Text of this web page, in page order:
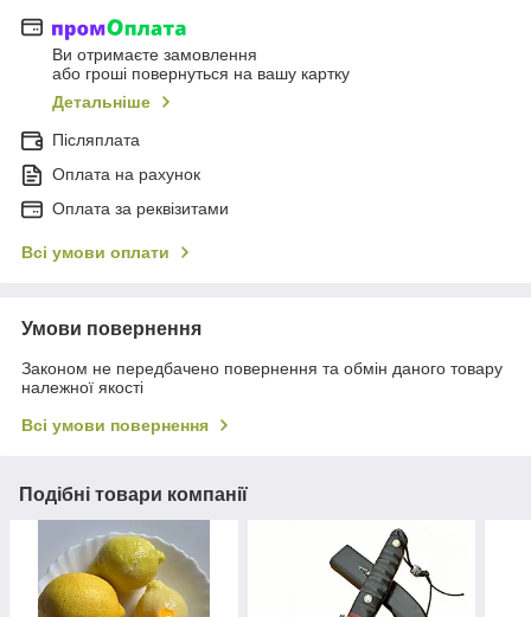
Ви отримаєте замовлення
або гроші повернуться на вашу картку
Детальніше
Післяплата
Оплата на рахунок
Оплата за реквізитами
Всі умови оплати
Умови повернення
Законом не передбачено повернення та обмін даного товару
належної якості
Всі умови повернення
Подібні товари компанії